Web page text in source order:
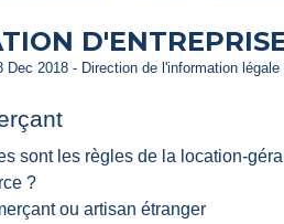
Dec 2018 - Direction de l'information
sont les règles de la location-
?
ou artisan étranger